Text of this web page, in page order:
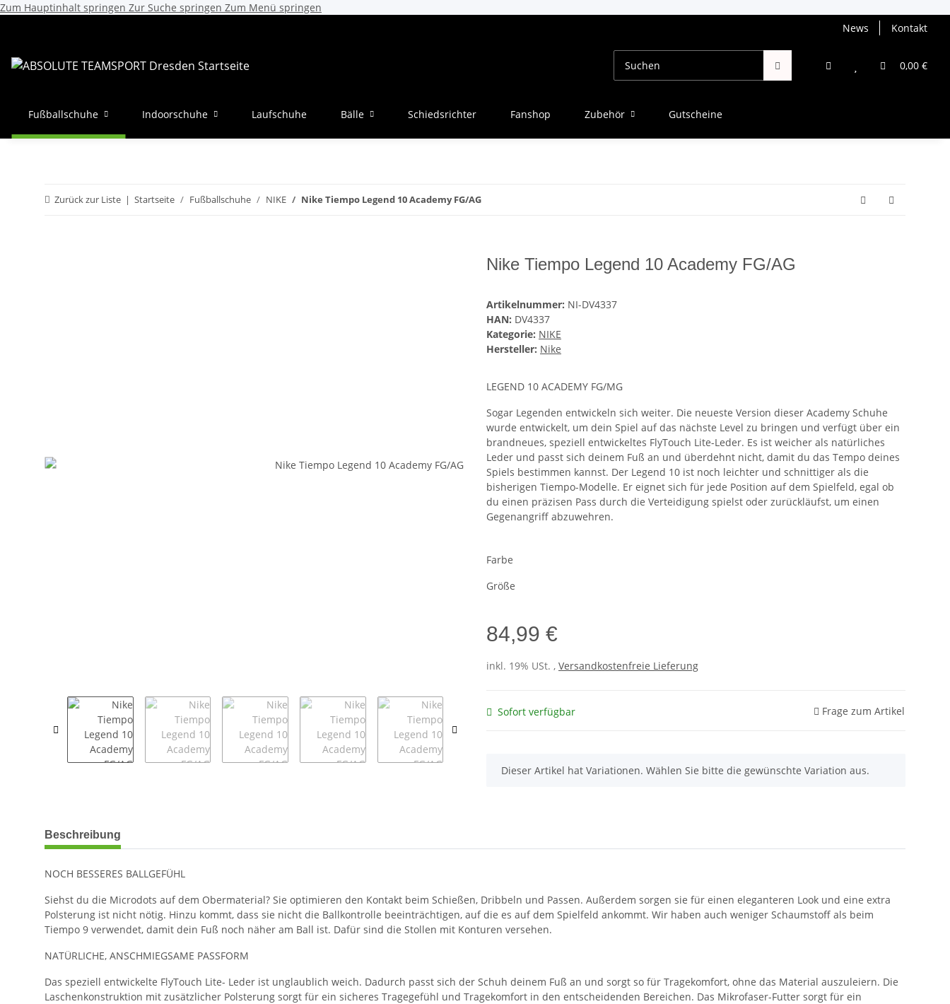
Zum Hauptinhalt springen Zur Suche springen Zum Menü springen
News
Kontakt
0,00 €
Fußballschuhe Indoorschuhe Laufschuhe Bälle Schiedsrichter Fanshop Zubehör Gutscheine
Zurück zur Liste Startseite Fußballschuhe NIKE Nike Tiempo Legend 10 Academy FG/AG
Nike Tiempo Legend 10 Academy FG/AG
Artikelnummer: NI-DV4337
HAN: DV4337
Kategorie: NIKE
Hersteller: Nike
LEGEND 10 ACADEMY FG/MG
Sogar Legenden entwickeln sich weiter. Die neueste Version dieser Academy Schuhe
wurde entwickelt, um dein Spiel auf das nächste Level zu bringen und verfügt über ein
brandneues, speziell entwickeltes FlyTouch Lite-Leder. Es ist weicher als natürliches
Leder und passt sich deinem Fuß an und überdehnt nicht, damit du das Tempo deines
Spiels bestimmen kannst. Der Legend 10 ist noch leichter und schnittiger als die
bisherigen Tiempo-Modelle. Er eignet sich für jede Position auf dem Spielfeld, egal ob
du einen präzisen Pass durch die Verteidigung spielst oder zurückläufst, um einen
Gegenangriff abzuwehren.
Farbe
Größe
84,99 €
inkl. 19% USt. , Versandkostenfreie Lieferung
Sofort verfügbar Frage zum Artikel
x
Dieser Artikel hat Variationen. Wählen Sie bitte die gewünschte Variation aus.
weitere Registerkarten anzeigen
Beschreibung
NOCH BESSERES BALLGEFÜHL
Siehst du die Microdots auf dem Obermaterial? Sie optimieren den Kontakt beim Schießen, Dribbeln und Passen. Außerdem sorgen sie für einen eleganteren Look und eine extra
Polsterung ist nicht nötig. Hinzu kommt, dass sie nicht die Ballkontrolle beeinträchtigen, auf die es auf dem Spielfeld ankommt. Wir haben auch weniger Schaumstoff als beim
Tiempo 9 verwendet, damit dein Fuß noch näher am Ball ist. Dafür sind die Stollen mit Konturen versehen.
NATÜRLICHE, ANSCHMIEGSAME PASSFORM
Das speziell entwickelte FlyTouch Lite- Leder ist unglaublich weich. Dadurch passt sich der Schuh deinem Fuß an und sorgt so für Tragekomfort, ohne das Material auszuleiern. Die
Laschenkonstruktion mit zusätzlicher Polsterung sorgt für ein sicheres Tragegefühl und Tragekomfort in den entscheidenden Bereichen. Das Mikrofaser-Futter sorgt für ein